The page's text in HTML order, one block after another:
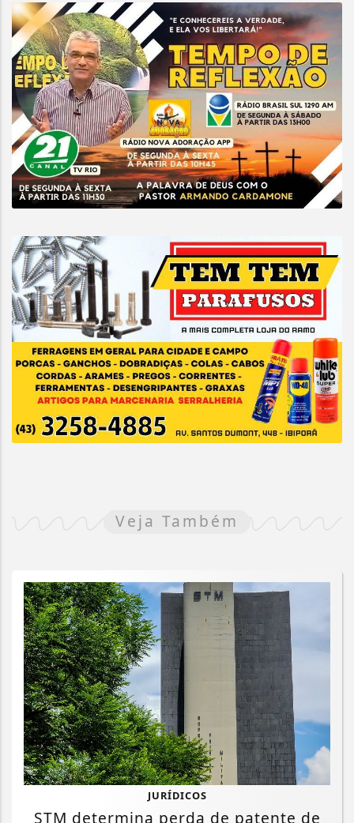
Veja Também
JURÍDICOS
STM determina perda de patente de